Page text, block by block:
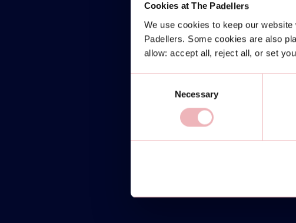
Cookies at The Padellers
We use cookies to keep our
Padellers. Some cookies are also
allow: accept all, reject all, or set
Necessary